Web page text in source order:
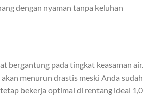
dengan nyaman tanpa keluhan
bergantung pada tingkat keasaman air.
menurun drastis meski Anda sudah
bekerja optimal di rentang ideal 1,0